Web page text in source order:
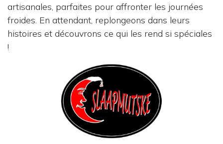
artisanales, parfaites pour affronter les journées
froides. En attendant, replongeons dans leurs
histoires et découvrons ce qui les rend si spéciales
!